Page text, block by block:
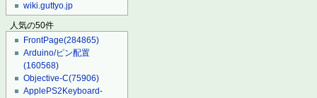
wiki.guttyo.jp
人気の50件
FrontPage(284865)
Arduino/ピン配置
(160568)
Objective-C(75906)
ApplePS2Keyboard-